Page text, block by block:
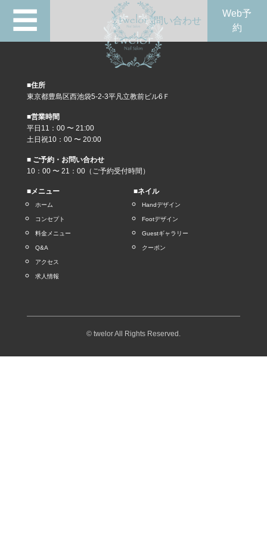
☰ 問い合わせ
Web予
約
■住所
東京都豊島区西池袋5-2-3平凡立教前ビル6Ｆ
■営業時間
平日11：00 〜 21:00
土日祝10：00 〜 20:00
■ ご予約・お問い合わせ
10：00 〜 21：00（ご予約受付時間）
■メニュー
ホーム
コンセプト
料金メニュー
Q&A
アクセス
求人情報
■ネイル
Handデザイン
Footデザイン
Guestギャラリー
クーポン
© twelor All Rights Reserved.